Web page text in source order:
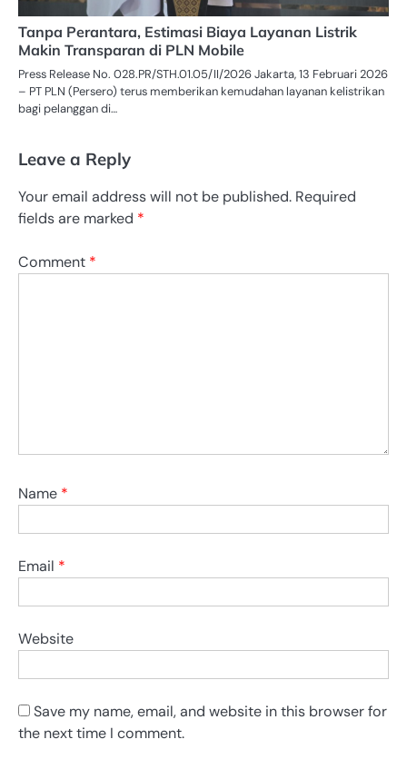
Tanpa Perantara, Estimasi Biaya Layanan Listrik
Makin Transparan di PLN Mobile
Press Release No. 028.PR/STH.01.05/II/2026 Jakarta, 13 Februari 2026
– PT PLN (Persero) terus memberikan kemudahan layanan kelistrikan
bagi pelanggan di…
Leave a Reply
Your email address will not be published. Required
fields are marked *
Comment *
Name *
Email *
Website
Save my name, email, and website in this browser for
the next time I comment.